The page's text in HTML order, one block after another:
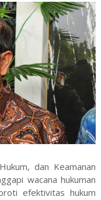
dan Keamanan
wacana hukuman
efektivitas hukum